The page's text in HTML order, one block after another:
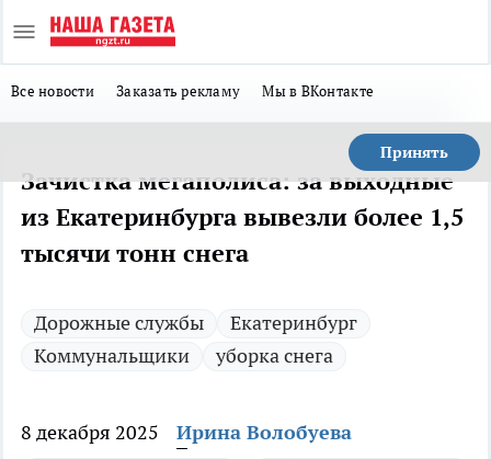
Все новости Заказать рекламу Мы в ВКонтакте
Принять
Зачистка мегаполиса: за выходные
из Екатеринбурга вывезли более 1,5
тысячи тонн снега
Дорожные службы
Екатеринбург
Коммунальщики
уборка снега
8 декабря 2025 Ирина Волобуева